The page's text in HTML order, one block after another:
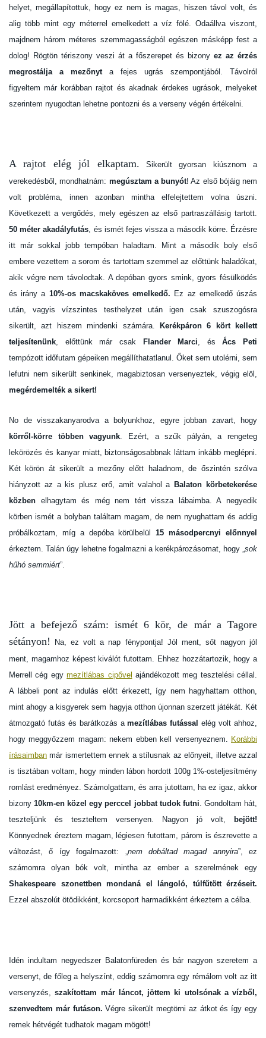
helyet, megállapítottuk, hogy ez nem is magas, hiszen távol volt, és
alig több mint egy méterrel emelkedett a víz fölé. Odaállva viszont,
majdnem három méteres szemmagasságból egészen másképp fest a
dolog! Rögtön tériszony veszi át a főszerepet és bizony ez az érzés
megrostálja a mezőnyta fejes ugrás szempontjából. Távolról
figyeltem már korábban rajtot és akadnak érdekes ugrások, melyeket
szerintem nyugodtan lehetne pontozni és a verseny végén értékelni.
A rajtot elég jól elkaptam. Sikerült gyorsan kiúsznom a
verekedésből, mondhatnám: megúsztam a bunyót! Az első bójáig nem
volt probléma, innen azonban mintha elfelejtettem volna úszni.
Következett a vergődés, mely egészen az első partraszállásig tartott.
50 méter akadályfutás, és ismét fejes vissza a második körre. Érzésre
itt már sokkal jobb tempóban haladtam. Mint a második boly első
embere vezettem a sorom és tartottam szemmel az előttünk haladókat,
akik végre nem távolodtak. A depóban gyors smink, gyors fésülködés
és irány a 10%-os macskaköves emelkedő. Ez az emelkedő úszás
után, vagyis vízszintes testhelyzet után igen csak szuszogósra
sikerült, azt hiszem mindenki számára.
Kerékpáron 6 kört kellett
teljesítenünk, előttünk már csak Flander Marci, ésÁcs Peti
tempózott időfutam gépeiken megállíthatatlanul. Őket sem utolérni, sem
lefutni nem sikerült senkinek, magabiztosan versenyeztek, végig elöl,
megérdemelték a sikert!
No de visszakanyarodva a bolyunkhoz, egyre jobban zavart, hogy
körről-körre többen vagyunk. Ezért, a szűk pályán, a rengeteg
lekörözés és kanyar miatt, biztonságosabbnak láttam inkább meglépni.
Két körön át sikerült a mezőny előtt haladnom, de őszintén szólva
hiányzott az a kis plusz erő, amit valahol a Balaton körbetekerése
közben elhagytam és még nem tért vissza lábaimba. A negyedik
körben ismét a bolyban találtam magam, de nem nyughattam és addig
próbálkoztam, míg a depóba körülbelül15 másodpercnyi előnnyel
érkeztem. Talán úgy lehetne fogalmazni a kerékpározásomat, hogy „sok
hűhó semmiért”.
Jött a befejező szám: ismét 6 kör, de már a Tagore
sétányon!
Na, ez volt a nap fénypontja! Jól ment, sőt nagyon jól
ment, magamhoz képest kiválót futottam. Ehhez hozzátartozik, hogy a
Merrell cég egymezítlábas cipővel ajándékozott meg tesztelési céllal.
A lábbeli pont az indulás előtt érkezett, így nem hagyhattam otthon,
mint ahogy a kisgyerek sem hagyja otthon újonnan szerzett játékát. Két
átmozgató futás és barátkozás amezítlábas futással elég volt ahhoz,
hogy meggyőzzem magam: nekem ebben kell versenyeznem. Korábbi
írásaimban már ismertettem ennek a stílusnak az előnyeit, illetve azzal
is tisztában voltam, hogy minden lábon hordott 100g 1%-osteljesítmény
romlást eredményez. Számolgattam, és arra jutottam, ha ez igaz, akkor
bizony10km-en közel egy perccel jobbat tudok futni. Gondoltam hát,
teszteljünk és teszteltem versenyen. Nagyon jó volt,
bejött!
Könnyednek éreztem magam, légiesen futottam, párom is észrevette a
változást, ő így fogalmazott: „nem dobáltad magad annyira”, ez
számomra olyan bók volt, mintha az ember a szerelmének egy
Shakespeare szonettben mondaná el lángoló, túlfűtött érzéseit.
Ezzel abszolút ötödikként, korcsoport harmadikként érkeztem a célba.
Idén indultam negyedszer Balatonfüreden és bár nagyon szeretem a
versenyt, de főleg a helyszínt, eddig számomra egy rémálom volt az itt
versenyzés,szakítottam már láncot, jöttem ki utolsónak a vízből,
szenvedtem már futáson. Végre sikerült megtörni az átkot és így egy
remek hétvégét tudhatok magam mögött!